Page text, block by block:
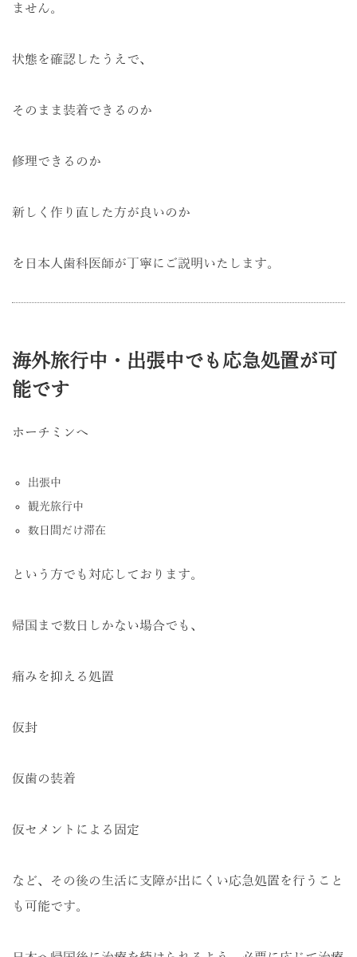
ません。
状態を確認したうえで、
そのまま装着できるのか
修理できるのか
新しく作り直した方が良いのか
を日本人歯科医師が丁寧にご説明いたします。
海外旅行中・出張中でも応急処置が可
能です
ホーチミンへ
出張中
観光旅行中
数日間だけ滞在
という方でも対応しております。
帰国まで数日しかない場合でも、
痛みを抑える処置
仮封
仮歯の装着
仮セメントによる固定
など、その後の生活に支障が出にくい応急処置を行うこと
も可能です。